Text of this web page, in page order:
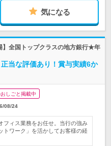
気になる
】全国トップクラスの地方銀行★年
当な評価あり！賞与実績6か
しごと掲載中
08/24
フィス業務をお任せ。当行の強み
トワーク」を活かしてお客様の経